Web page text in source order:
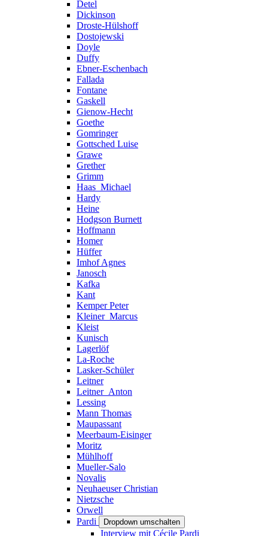
Detel
Dickinson
Droste-Hülshoff
Dostojewski
Doyle
Duffy
Ebner-Eschenbach
Fallada
Fontane
Gaskell
Gienow-Hecht
Goethe
Gomringer
Gottsched Luise
Grawe
Grether
Grimm
Haas_Michael
Hardy
Heine
Hodgson Burnett
Hoffmann
Homer
Hüffer
Imhof Agnes
Janosch
Kafka
Kant
Kemper Peter
Kleiner_Marcus
Kleist
Kunisch
Lagerlöf
La-Roche
Lasker-Schüler
Leitner
Leitner_Anton
Lessing
Mann Thomas
Maupassant
Meerbaum-Eisinger
Moritz
Mühlhoff
Mueller-Salo
Novalis
Neuhaeuser Christian
Nietzsche
Orwell
Pardi
Dropdown umschalten
Interview mit Cécile Pardi